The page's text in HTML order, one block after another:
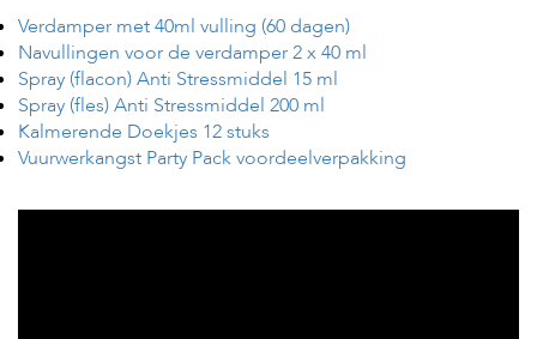
e
r
d
e
r
i
j
l
Verdamper met 40ml vulling (60 dagen)
Navullingen voor de verdamper 2 x 40 ml
Spray (flacon) Anti Stressmiddel 15 ml
Spray (fles) Anti Stressmiddel 200 ml
Kalmerende Doekjes 12 stuks
Vuurwerkangst Party Pack voordeelverpakking